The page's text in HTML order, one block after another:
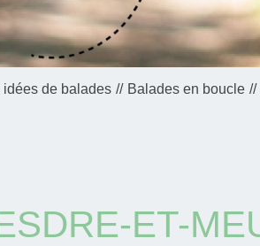
idées de balades Balades en boucle
ET-